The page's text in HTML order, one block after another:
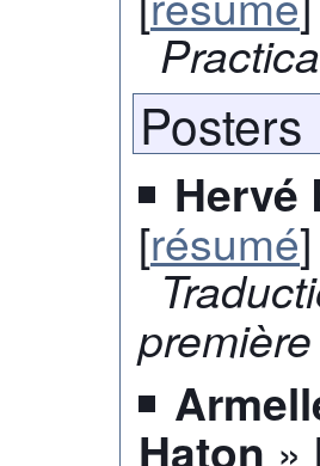
Posters
Hervé
[résumé]
Haton »